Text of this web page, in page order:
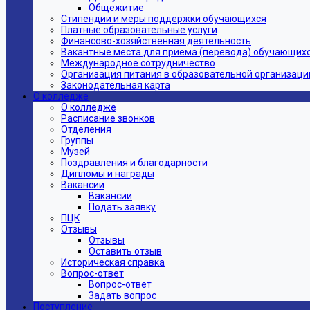
Общежитие
Стипендии и меры поддержки обучающихся
Платные образовательные услуги
Финансово-хозяйственная деятельность
Вакантные места для приёма (перевода)
Международное сотрудничество
Организация питания в образовательной
Законодательная карта
О колледже
О колледже
Расписание звонков
Отделения
Группы
Музей
Поздравления и благодарности
Дипломы и награды
Вакансии
Вакансии
Подать заявку
ПЦК
Отзывы
Отзывы
Оставить отзыв
Историческая справка
Вопрос-ответ
Вопрос-ответ
Задать вопрос
Поступление